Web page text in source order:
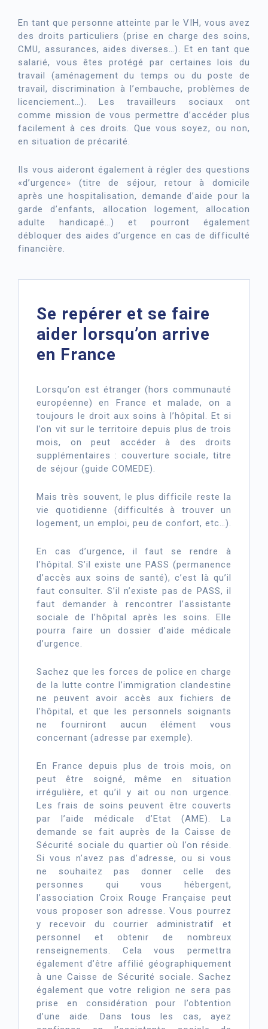
En tant que personne atteinte par le VIH, vous avez
des droits particuliers (prise en charge des soins,
CMU, assurances, aides diverses…). Et en tant que
salarié, vous êtes protégé par certaines lois du
travail (aménagement du temps ou du poste de
travail, discrimination à l’embauche, problèmes de
licenciement…). Les travailleurs sociaux ont
comme mission de vous permettre d’accéder plus
facilement à ces droits. Que vous soyez, ou non,
en situation de précarité.
Ils vous aideront également à régler des questions
«d’urgence» (titre de séjour, retour à domicile
après une hospitalisation, demande d’aide pour la
garde d’enfants, allocation logement, allocation
adulte handicapé…) et pourront également
débloquer des aides d’urgence en cas de difficulté
financière.
Se repérer et se faire
aider lorsqu’on arrive
en France
Lorsqu’on est étranger (hors communauté
européenne) en France et malade, on a
toujours le droit aux soins à l’hôpital. Et si
l’on vit sur le territoire depuis plus de trois
mois, on peut accéder à des droits
supplémentaires : couverture sociale, titre
de séjour (guide COMEDE).
Mais très souvent, le plus difficile reste la
vie quotidienne (difficultés à trouver un
logement, un emploi, peu de confort, etc…).
En cas d’urgence, il faut se rendre à
l’hôpital. S’il existe une PASS (permanence
d’accès aux soins de santé), c’est là qu’il
faut consulter. S’il n’existe pas de PASS, il
faut demander à rencontrer l’assistante
sociale de l’hôpital après les soins. Elle
pourra faire un dossier d’aide médicale
d’urgence.
Sachez que les forces de police en charge
de la lutte contre l’immigration clandestine
ne peuvent avoir accès aux fichiers de
l’hôpital, et que les personnels soignants
ne fourniront aucun élément vous
concernant (adresse par exemple).
En France depuis plus de trois mois, on
peut être soigné, même en situation
irrégulière, et qu’il y ait ou non urgence.
Les frais de soins peuvent être couverts
par l’aide médicale d’Etat (AME). La
demande se fait auprès de la Caisse de
Sécurité sociale du quartier où l’on réside.
Si vous n’avez pas d’adresse, ou si vous
ne souhaitez pas donner celle des
personnes qui vous hébergent,
l’association Croix Rouge Française peut
vous proposer son adresse. Vous pourrez
y recevoir du courrier administratif et
personnel et obtenir de nombreux
renseignements. Cela vous permettra
également d’être affilié géographiquement
à une Caisse de Sécurité sociale. Sachez
également que votre religion ne sera pas
prise en considération pour l’obtention
d’une aide. Dans tous les cas, ayez